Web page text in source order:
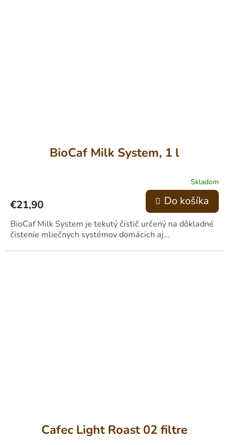
BioCaf Milk System, 1 l
Skladom
€21,90 Do košíka
BioCaf Milk System je tekutý čistič určený na dôkladné
čistenie mliečnych systémov domácich aj...
Cafec Light Roast 02 filtre